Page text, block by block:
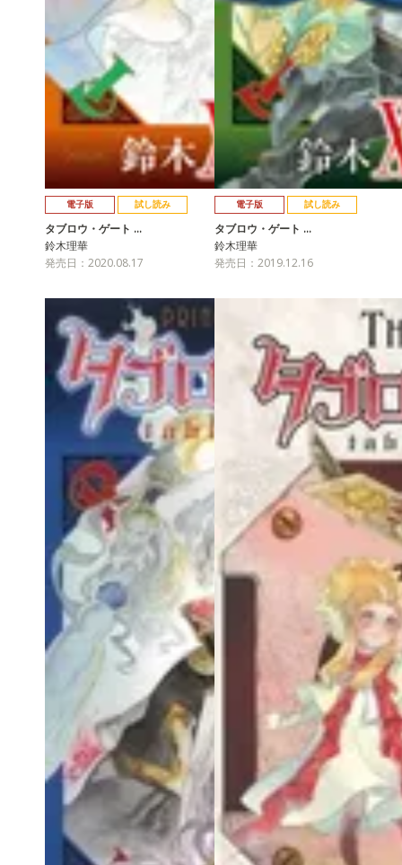
電子版 試し読み
タブロウ・ゲート …
鈴木理華
発売日：2020.08.17
電子版 試し読み
タブロウ・ゲート …
鈴木理華
発売日：2019.12.16